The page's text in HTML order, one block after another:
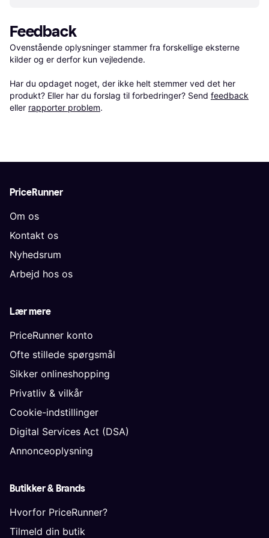
Feedback
Ovenstående oplysninger stammer fra forskellige eksterne
kilder og er derfor kun vejledende.
Har du opdaget noget, der ikke helt stemmer ved det her
produkt? Eller har du forslag til forbedringer? Send feedback
eller rapporter problem.
PriceRunner
Om os
Kontakt os
Nyhedsrum
Arbejd hos os
Lær mere
PriceRunner konto
Ofte stillede spørgsmål
Sikker onlineshopping
Privatliv & vilkår
Cookie-indstillinger
Digital Services Act (DSA)
Annonceoplysning
Butikker & Brands
Hvorfor PriceRunner?
Tilmeld din butik